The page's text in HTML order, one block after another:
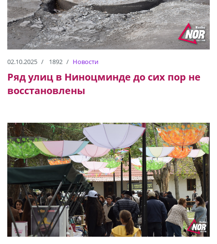
02.10.2025 1892 Новости
Ряд улиц в Ниноцминде до сих пор не
восстановлены